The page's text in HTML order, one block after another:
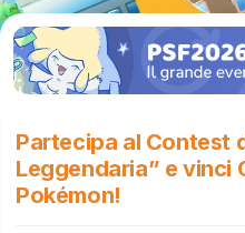
Partecipa al Contest
Leggendaria” e vinci
Pokémon!